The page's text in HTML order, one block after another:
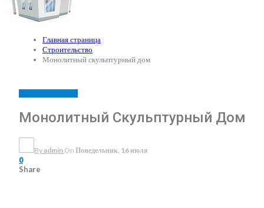
Главная страница
Строительство
Монолитный скульптурный дом
Монолитный Скульптурный Дом
Byadmin On Понедельник, 16 июля
0
Share